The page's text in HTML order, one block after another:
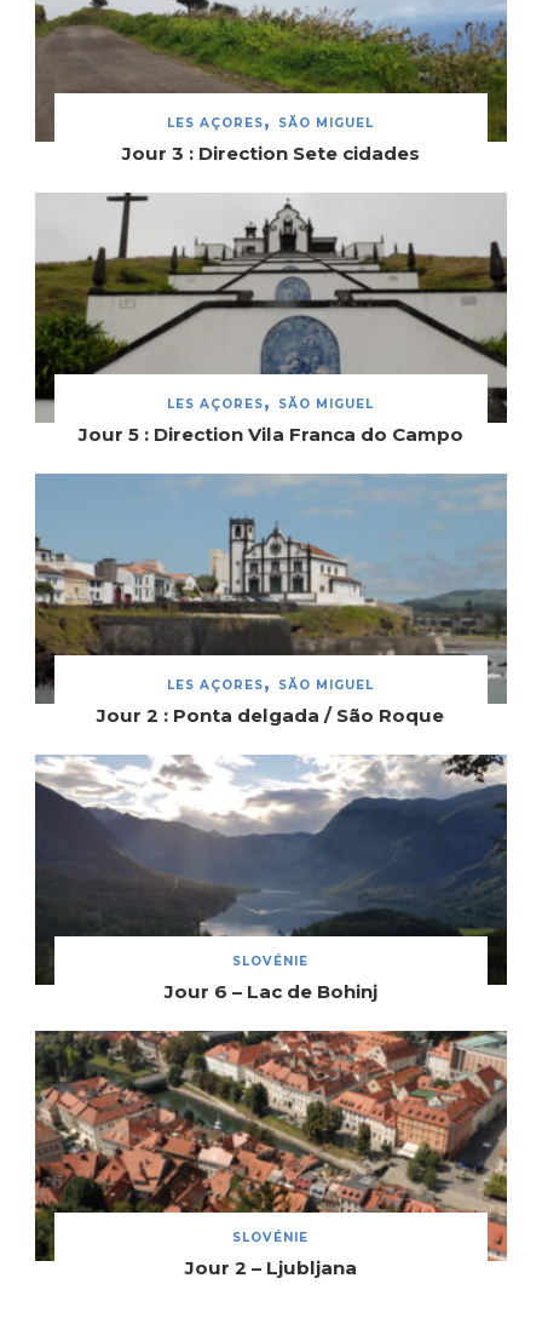
LES AÇORES SÃO MIGUEL
Jour 3 : Direction Sete cidades
LES AÇORES SÃO MIGUEL
Jour 5 : Direction Vila Franca do Campo
LES AÇORES SÃO MIGUEL
Jour 2 : Ponta delgada / São Roque
SLOVÉNIE
Jour 6 – Lac de Bohinj
SLOVÉNIE
Jour 2 – Ljubljana